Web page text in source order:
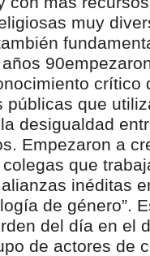
muy
crítico
que
desigualdad
Empezaron a
que
inéditas
de género”.
del día en el
de actores de